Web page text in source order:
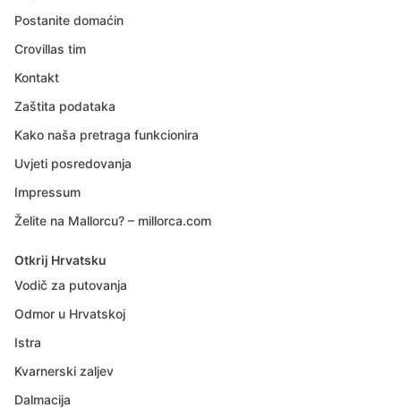
Postanite domaćin
Crovillas tim
Kontakt
Zaštita podataka
Kako naša pretraga funkcionira
Uvjeti posredovanja
Impressum
Želite na Mallorcu? – millorca.com
Otkrij Hrvatsku
Vodič za putovanja
Odmor u Hrvatskoj
Istra
Kvarnerski zaljev
Dalmacija